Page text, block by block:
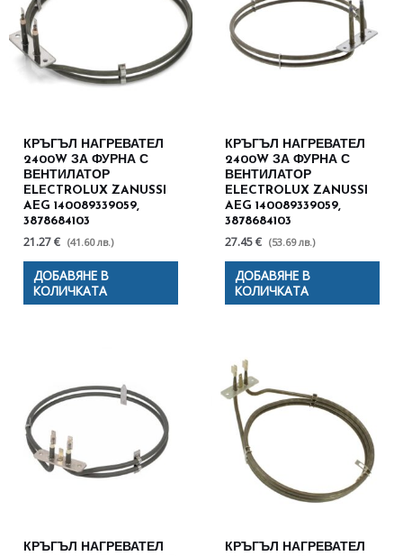
КРЪГЪЛ НАГРЕВАТЕЛ
2400W ЗА ФУРНА С
ВЕНТИЛАТОР
ELECTROLUX ZANUSSI
AEG 140089339059,
3878684103
21.27 € (41.60 лв.)
ДОБАВЯНЕ В
КОЛИЧКАТА
КРЪГЪЛ НАГРЕВАТЕЛ
2400W ЗА ФУРНА С
ВЕНТИЛАТОР
ELECTROLUX ZANUSSI
AEG 140089339059,
3878684103
27.45 € (53.69 лв.)
ДОБАВЯНЕ В
КОЛИЧКАТА
КРЪГЪЛ НАГРЕВАТЕЛ
КРЪГЪЛ НАГРЕВАТЕЛ